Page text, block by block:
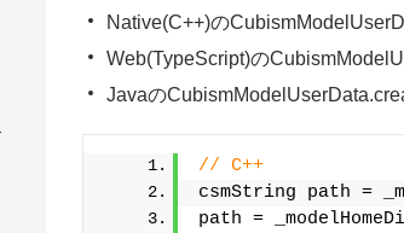
Native(C++)の
Web(TypeScript)の
Javaの
// C++
csmString path =
path =